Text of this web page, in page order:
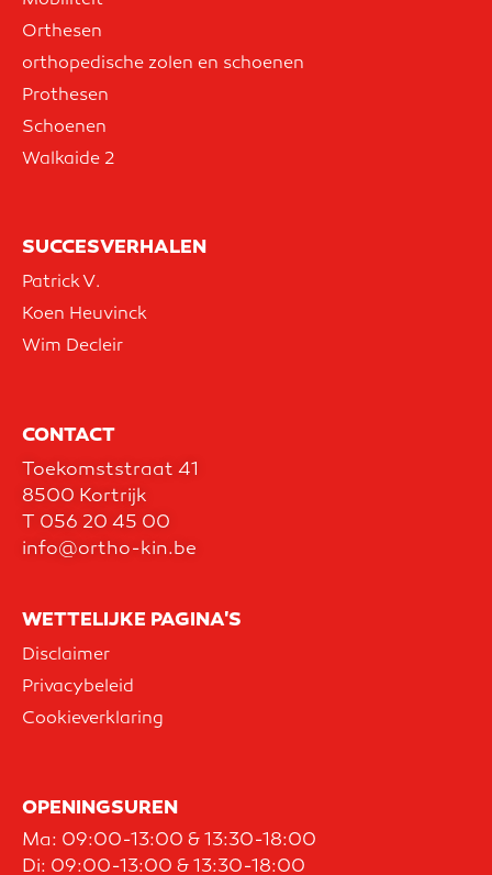
Orthesen
orthopedische zolen en schoenen
Prothesen
Schoenen
Walkaide 2
SUCCESVERHALEN
Patrick V.
Koen Heuvinck
Wim Decleir
CONTACT
Toekomststraat 41
8500 Kortrijk
T 056 20 45 00
info@ortho-kin.be
WETTELIJKE PAGINA'S
Disclaimer
Privacybeleid
Cookieverklaring
OPENINGSUREN
Ma: 09:00-13:00 & 13:30-18:00
Di: 09:00-13:00 & 13:30-18:00